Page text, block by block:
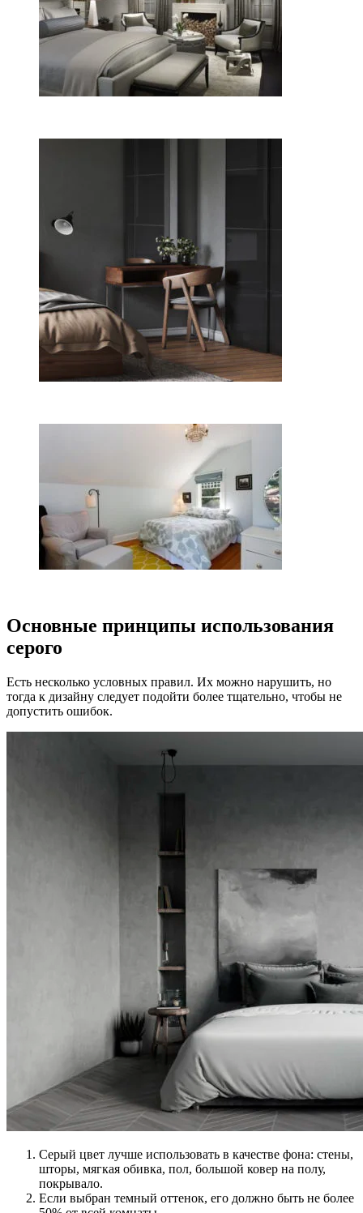
Основные принципы использования
серого
Есть несколько условных правил. Их можно нарушить, но
тогда к дизайну следует подойти более тщательно, чтобы не
допустить ошибок.
Серый цвет лучше использовать в качестве фона: стены,
шторы, мягкая обивка, пол, большой ковер на полу,
покрывало.
Если выбран темный оттенок, его должно быть не более